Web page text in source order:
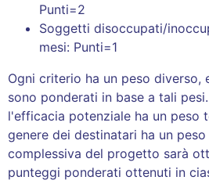
Punti=2
Soggetti disoccupati/
mesi: Punti=1
Ogni criterio ha un peso
sono ponderati in base a tali
l'efficacia potenziale ha un peso
genere dei destinatari ha un
complessiva del progetto sarà
punteggi ponderati ottenuti in